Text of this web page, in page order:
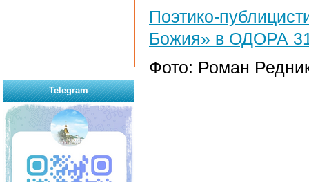
Поэтико-
Божия» в ОДОРА 31
Фото: Роман
Telegram